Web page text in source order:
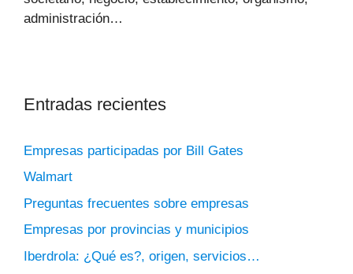
administración…
Entradas recientes
Empresas participadas por Bill Gates
Walmart
Preguntas frecuentes sobre empresas
Empresas por provincias y municipios
Iberdrola: ¿Qué es?, origen, servicios…